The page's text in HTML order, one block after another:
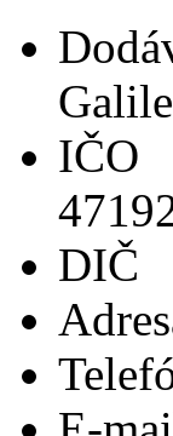
IČO
DIČ